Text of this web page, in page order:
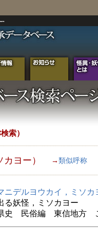
索）
カヨー） → 類似呼称
ニデルヨウカイ，ミソカ
る妖怪，ミソカヨー
史 民俗編 東信地方 こ